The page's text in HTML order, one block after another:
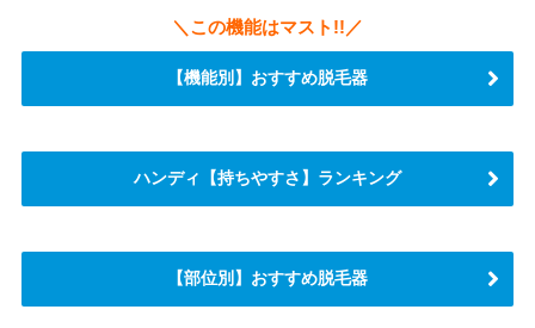
＼この機能はマスト!!／
【機能別】おすすめ脱毛器
ハンディ【持ちやすさ】ランキング
【部位別】おすすめ脱毛器